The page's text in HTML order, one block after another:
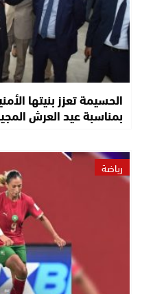
الحسيمة تعزز بنيتها
بمناسبة عيد العرش
رياضة